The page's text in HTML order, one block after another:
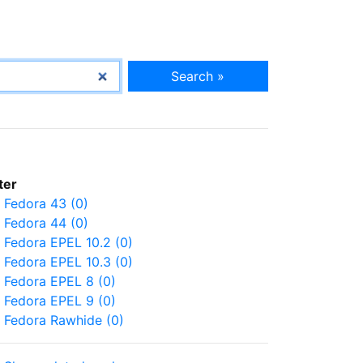
Search »
Fedora 43 (0)
Fedora 44 (0)
Fedora EPEL 10.2 (0)
Fedora EPEL 10.3 (0)
Fedora EPEL 8 (0)
Fedora EPEL 9 (0)
Fedora Rawhide (0)